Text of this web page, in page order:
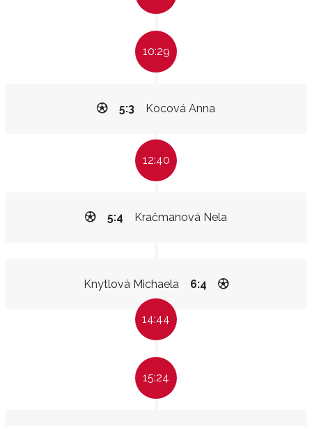
10:29
Kocová Anna
5:3
12:40
Kračmanová Nela
5:4
Knytlová Michaela 6:4
14:44
15:24